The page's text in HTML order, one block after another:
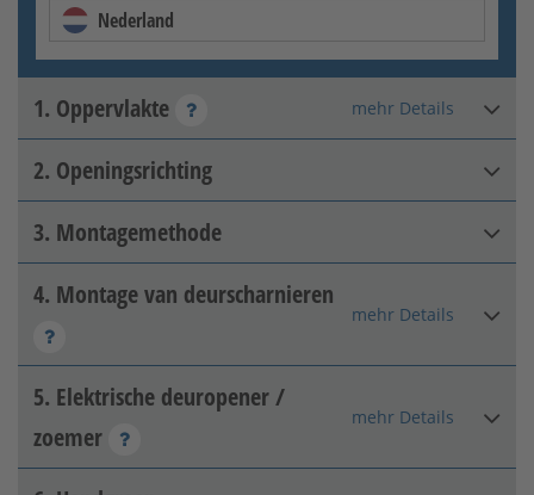
Nederland
1. Oppervlakte mehr Details
Thermisch verzinkt + matte
2. Openingsrichting
DIN links binnenin
3. Montagemethode
Pijler-pijler
4. Montage van deurscharnieren
mehr Details
Terug met 2D tape
5. Elektrische deuropener /
zoemer
mehr Details